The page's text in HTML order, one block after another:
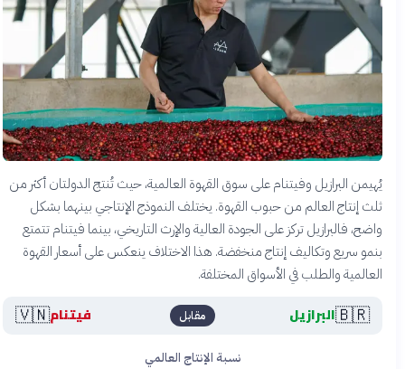
يُهيمن البرازيل وفيتنام على سوق القهوة العالمية، حيث تُنتج الدولتان أكثر من
ثلث إنتاج العالم من حبوب القهوة. يختلف النموذج الإنتاجي بينهما بشكل
واضح، فالبرازيل تركز على الجودة العالية والإرث التاريخي، بينما فيتنام تتمتع
بنمو سريع وتكاليف إنتاج منخفضة. هذا الاختلاف ينعكس على أسعار القهوة
العالمية والطلب في الأسواق المختلفة.
🇧🇷البرازيل مقابل فيتنام🇻🇳
نسبة الإنتاج العالمي